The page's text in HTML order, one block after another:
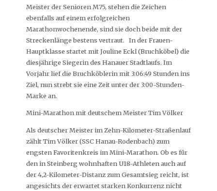
Meister der Senioren M75, stehen die Zeichen
ebenfalls auf einem erfolgreichen
Marathonwochenende, sind sie doch beide mit der
Streckenlänge bestens vertraut. In der Frauen-
Hauptklasse startet mit Jouline Eckl (Bruchköbel) die
diesjährige Siegerin des Hanauer Stadtlaufs. Im
Vorjahr lief die Bruchköblerin mit 3:06:49 Stunden ins
Ziel, nun strebt sie eine Zeit unter der 3:00-Stunden-
Marke an.
Mini-Marathon mit deutschem Meister Tim Völker
Als deutscher Meister im Zehn-Kilometer-Straßenlauf
zählt Tim Völker (SSC Hanau-Rodenbach) zum
engsten Favoritenkreis im Mini-Marathon. Ob es für
den in Steinberg wohnhaften U18-Athleten auch auf
der 4,2-Kilometer-Distanz zum Gesamtsieg reicht, ist
angesichts der erwartet starken Konkurrenz nicht